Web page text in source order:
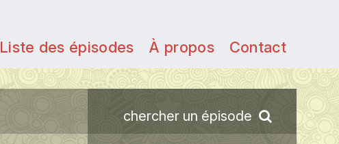
Liste des épisodes À propos Contact
chercher un épisode